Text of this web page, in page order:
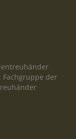
Fachgruppe der